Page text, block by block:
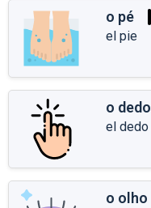
o pé
el pie
o dedo
el dedo
o olho